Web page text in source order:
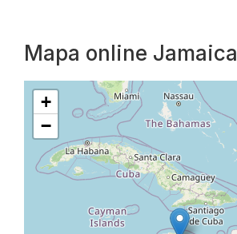
Mapa online Jamaica
+
−